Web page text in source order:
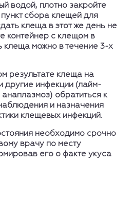
водой, плотно закройте
сбора клещей для
клеща в этот же день не
контейнер с клещом в
клеща можно в течение 3-х
результате клеща на
другие инфекции (лайм-
обратиться к
и назначения
клещевых инфекций.
необходимо срочно
врачу по месту
его о факте укуса